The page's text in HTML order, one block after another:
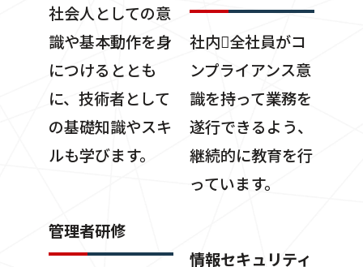
社会人としての意
識や基本動作を身
につけるととも
に、技術者として
の基礎知識やスキ
ルも学びます。
管理者研修
社内􄛾全社員がコ
ンプライアンス意
識を持って業務を
遂行できるよう、
継続的に教育を行
っています。
情報セキュリティ